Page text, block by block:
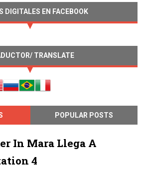
DIGITALES EN FACEBOOK
TRANSLATE
POPULAR POSTS
In Mara Llega A
4